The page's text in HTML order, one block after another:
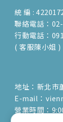
統 編 :
聯絡電話：
行動電話：
( 客服陳小姐 )
地址：新北市
E-mail：
營業時間：